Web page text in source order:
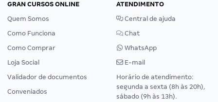
GRAN CURSOS ONLINE
Quem Somos
Como Funciona
Como Comprar
Loja Social
Validador de documentos
Conveniados
ATENDIMENTO
Central de ajuda
Chat
WhatsApp
E-mail
Horário de atendimento:
segunda a sexta (8h às 20h),
sábado (9h às 13h).